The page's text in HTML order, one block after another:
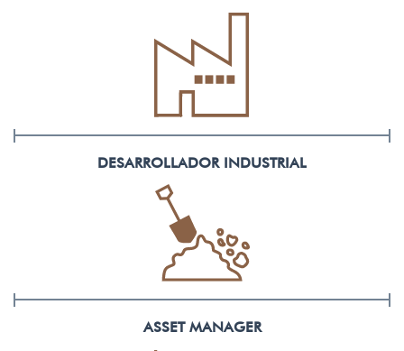
DESARROLLADOR INDUSTRIAL
ASSET MANAGER